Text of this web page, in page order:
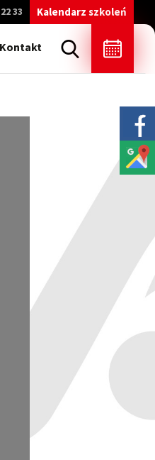
33 Kalendarz szkoleń
Kontakt